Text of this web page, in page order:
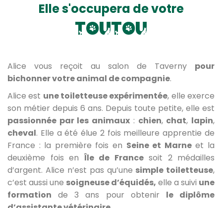
Elle s'occupera de votre
toutou
Alice vous reçoit au salon de Taverny pour
bichonner votre animal de compagnie.
Alice est une toiletteuse expérimentée, elle exerce
son métier depuis 6 ans. Depuis toute petite, elle est
passionnée par les animaux : chien, chat, lapin,
cheval. Elle a été élue 2 fois meilleure apprentie de
France : la première fois en Seine et Marneet la
deuxième fois en Île de Francesoit 2 médailles
d’argent. Alice n’est pas qu’une simple toiletteuse,
c’est aussi une soigneuse d’équidés, elle a suivi une
formation de 3 ans pour obtenir le diplôme